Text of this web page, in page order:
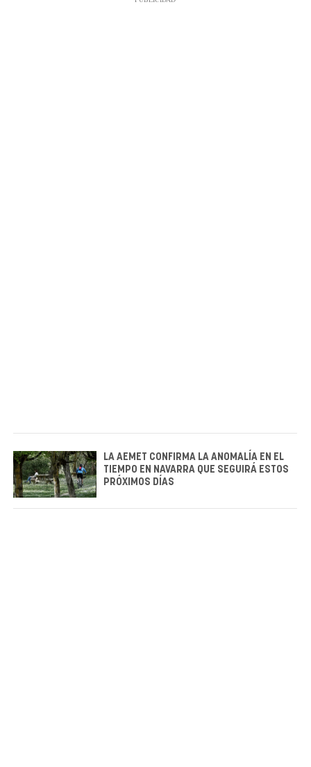
LA AEMET CONFIRMA LA ANOMALÍA EN EL
TIEMPO EN NAVARRA QUE SEGUIRÁ ESTOS
PRÓXIMOS DÍAS